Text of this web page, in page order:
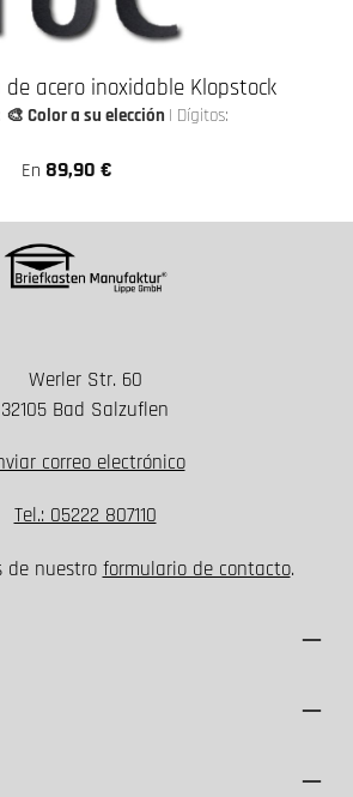
acero inoxidable Klopstock
🎨 Color a su elección | Dígitos:
En 89,90 €
Werler Str. 60
32105 Bad Salzuflen
correo electrónico
Tel.: 05222 807110
de nuestro formulario de contacto.